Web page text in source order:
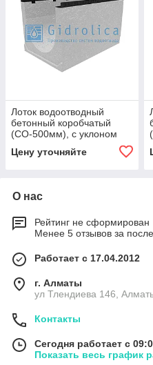
Лоток водоотводный
бетонный коробчатый
(СО-500мм), с уклоном
100.65(50).60,5(51,5) -
Цену уточняйте
О нас
Рейтинг не сформирован
Менее 5 отзывов за
Работает с 17.04.2012
г. Алматы
ул Тлендиева 146,
Контакты
Сегодня работает с
Показать весь график